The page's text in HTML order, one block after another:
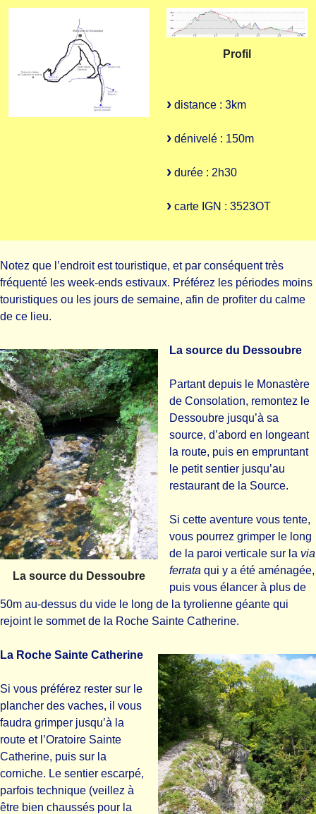
Profil
distance : 3km
dénivelé : 150m
durée : 2h30
carte IGN : 3523OT
Notez que l’endroit est touristique, et par conséquent très
fréquenté les week-ends estivaux. Préférez les périodes moins
touristiques ou les jours de semaine, afin de profiter du calme
de ce lieu.
La source du Dessoubre
La source du Dessoubre
Partant depuis le Monastère
de Consolation, remontez le
Dessoubre jusqu’à sa
source, d’abord en longeant
la route, puis en empruntant
le petit sentier jusqu’au
restaurant de la Source.
Si cette aventure vous tente,
vous pourrez grimper le long
de la paroi verticale sur la via
ferrata qui y a été aménagée,
puis vous élancer à plus de
50m au-dessus du vide le long de la tyrolienne géante qui
rejoint le sommet de la Roche Sainte Catherine.
La Roche Sainte Catherine
Si vous préférez rester sur le
plancher des vaches, il vous
faudra grimper jusqu’à la
route et l’Oratoire Sainte
Catherine, puis sur la
corniche. Le sentier escarpé,
parfois technique (veillez à
être bien chaussés pour la